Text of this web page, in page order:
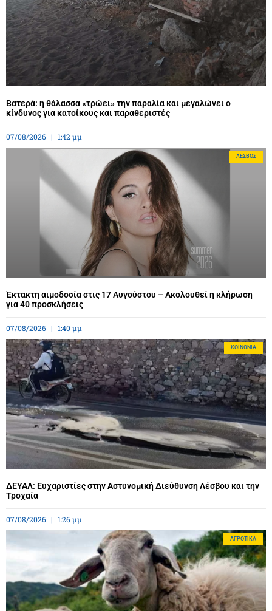
Βατερά: η θάλασσα «τρώει» την παραλία και μεγαλώνει ο
κίνδυνος για κατοίκους και παραθεριστές
07/08/2026 1:42 μμ
ΛΈΣΒΟΣ
Έκτακτη αιμοδοσία στις 17 Αυγούστου – Ακολουθεί η κλήρωση
για 40 προσκλήσεις
07/08/2026 1:40 μμ
ΚΟΙΝΩΝΊΑ
ΔΕΥΑΛ: Ευχαριστίες στην Αστυνομική Διεύθυνση Λέσβου και την
Τροχαία
07/08/2026 1:26 μμ
ΑΓΡΟΤΙΚΆ